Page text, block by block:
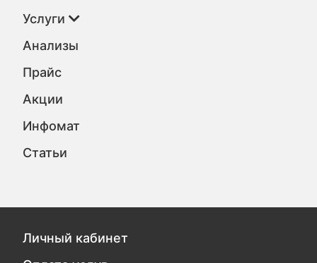
Услуги
Анализы
Прайс
Акции
Инфомат
Статьи
Личный кабинет